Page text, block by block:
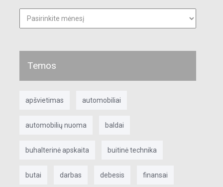
Seni
straipsniai
Temos
apšvietimas automobiliai
automobilių nuoma baldai
buhalterinė apskaita buitinė technika
butai darbas debesis finansai